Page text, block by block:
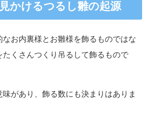
かけるつるし雛の起源
お内裏様とお雛様を飾るものではな
たくさんつくり吊るして飾るもので
があり、飾る数にも決まりはありま